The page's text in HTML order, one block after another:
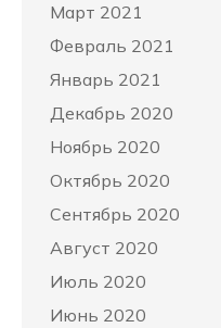
Март 2021
Февраль 2021
Январь 2021
Декабрь 2020
Ноябрь 2020
Октябрь 2020
Сентябрь 2020
Август 2020
Июль 2020
Июнь 2020